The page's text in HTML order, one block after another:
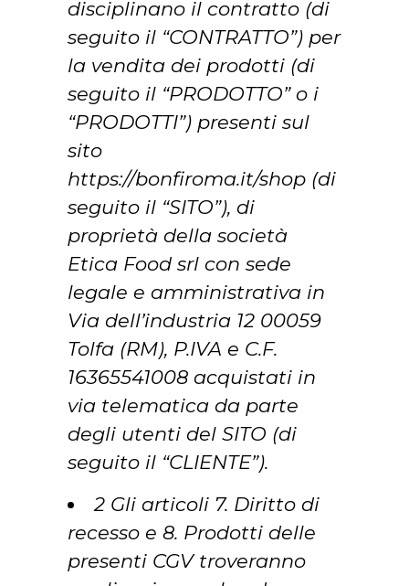
disciplinano il contratto (di
seguito il “CONTRATTO”) per
la vendita dei prodotti (di
seguito il “PRODOTTO” o i
“PRODOTTI”) presenti sul
sito
https://bonfiroma.it/shop (di
seguito il “SITO”), di
proprietà della società
Etica Food srl con sede
legale e amministrativa in
Via dell’industria 12 00059
Tolfa (RM), P.IVA e C.F.
16365541008 acquistati in
via telematica da parte
degli utenti del SITO (di
seguito il “CLIENTE”).
2 Gli articoli 7. Diritto di
recesso e 8. Prodotti delle
presenti CGV troveranno